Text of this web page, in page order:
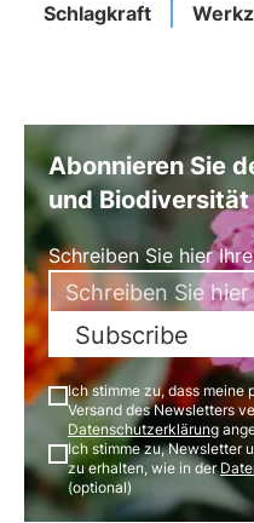
Schlagkraft
Abonnieren Sie
und Biodiversität
Schreiben Sie hier
Subscribe
Ich stimme zu, dass meine
Versand des Newsletters
Datenschutzerklärung
Ich stimme zu, Newsletter
zu erhalten, wie in der
(optional)